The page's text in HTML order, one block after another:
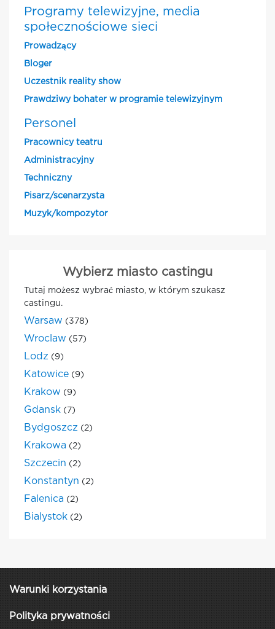
Programy telewizyjne, media
społecznościowe sieci
Prowadzący
Bloger
Uczestnik reality show
Prawdziwy bohater w programie telewizyjnym
Personel
Pracownicy teatru
Administracyjny
Techniczny
Pisarz/scenarzysta
Muzyk/kompozytor
Wybierz miasto castingu
Tutaj możesz wybrać miasto, w którym szukasz
castingu.
Warsaw (378)
Wroclaw (57)
Lodz (9)
Katowice (9)
Krakow (9)
Gdansk (7)
Bydgoszcz (2)
Krakowa (2)
Szczecin (2)
Konstantyn (2)
Falenica (2)
Bialystok (2)
Warunki korzystania
Polityka prywatności